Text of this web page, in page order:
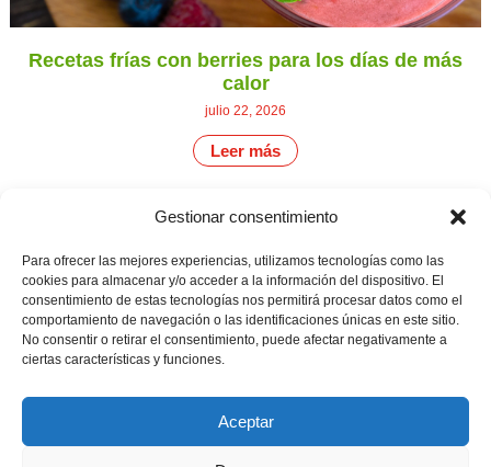
Gestionar consentimiento
Para ofrecer las mejores experiencias, utilizamos tecnologías como las
cookies para almacenar y/o acceder a la información del dispositivo. El
consentimiento de estas tecnologías nos permitirá procesar datos como el
comportamiento de navegación o las identificaciones únicas en este sitio.
No consentir o retirar el consentimiento, puede afectar negativamente a
ciertas características y funciones.
Aceptar
Recetas frías con berries para los días de más
calor
julio 22, 2026
Leer más
Productores
de
fresas,
frambuesas,
arándanos
y
desde
y
Camino de
Montemayor s/n
21800 Moguer.
Huelva ESPAÑA.
info@cunadeplatero.com
25
MATERIALES
CORPORATIVOS
Aviso legal
Política de
privacidad
Canal de denuncias